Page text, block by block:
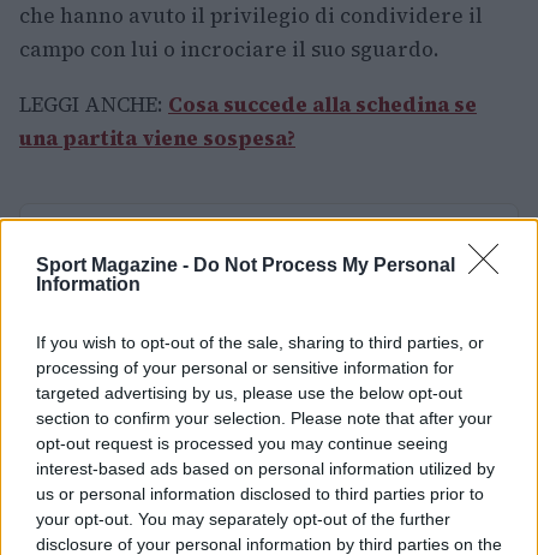
Sport Magazine - Do Not Process My Personal
Information
If you wish to opt-out of the sale, sharing to third parties, or
processing of your personal or sensitive information for
targeted advertising by us, please use the below opt-out
section to confirm your selection. Please note that after your
opt-out request is processed you may continue seeing
interest-based ads based on personal information utilized by
us or personal information disclosed to third parties prior to
your opt-out. You may separately opt-out of the further
disclosure of your personal information by third parties on the
che hanno avuto il privilegio di condividere il
campo con lui o incrociare il suo sguardo.
LEGGI ANCHE: Cosa succede alla schedina se
una partita viene sospesa?
Giovanni Scialpi